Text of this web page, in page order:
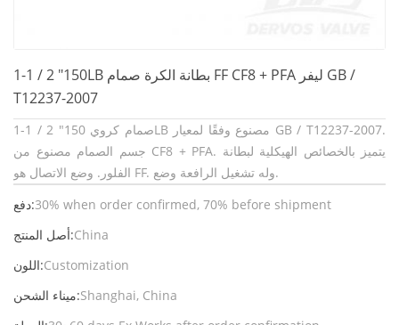
1-1 / 2 "150LB بطانة الكرة صمام FF CF8 + PFA ليفر GB /
T12237-2007
1-1 / 2 "صمام كروي 150LB مصنوع وفقًا لمعيار GB / T12237-2007.
جسم الصمام مصنوع من CF8 + PFA. يتميز بالخصائص الهيكلية لبطانة
الفلور. وضع الاتصال هو FF. وله تشغيل الرافعة وضع.
دفع:30% when order confirmed, 70% before shipment
أصل المنتج:China
اللون:Customization
ميناء الشحن:Shanghai, China